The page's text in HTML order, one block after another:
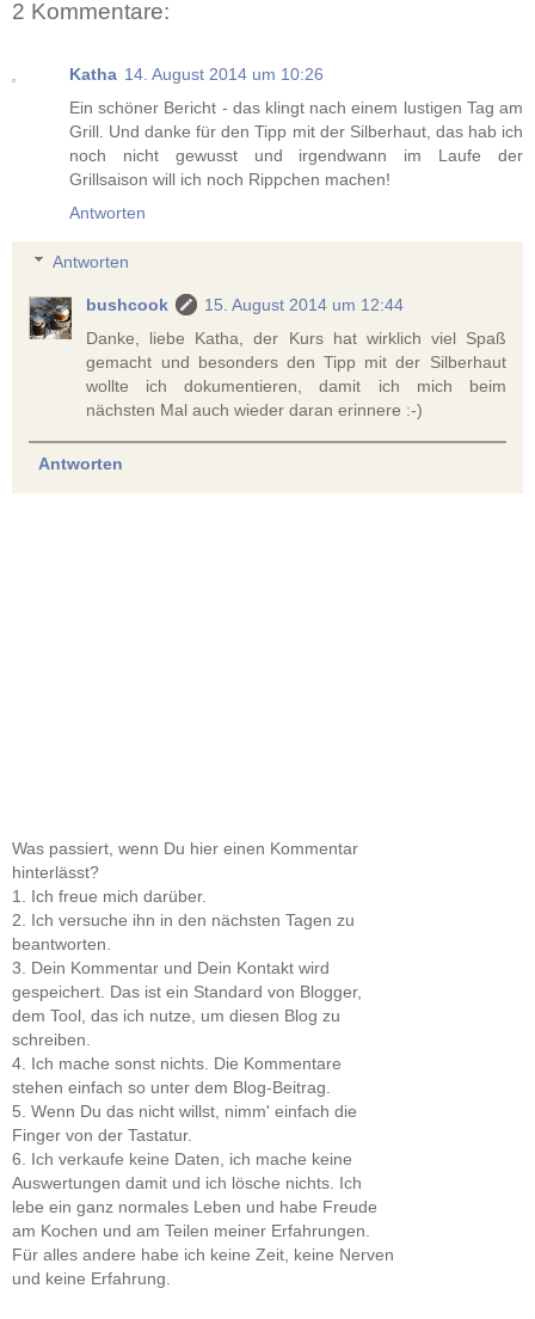
2 Kommentare:
Katha 14. August 2014 um 10:26
Ein schöner Bericht - das klingt nach einem lustigen Tag am
Grill. Und danke für den Tipp mit der Silberhaut, das hab ich
noch nicht gewusst und irgendwann im Laufe der
Grillsaison will ich noch Rippchen machen!
Antworten
Antworten
bushcook
15. August 2014 um 12:44
Danke, liebe Katha, der Kurs hat wirklich viel Spaß
gemacht und besonders den Tipp mit der Silberhaut
wollte ich dokumentieren, damit ich mich beim
nächsten Mal auch wieder daran erinnere :-)
Antworten
Was passiert, wenn Du hier einen Kommentar
hinterlässt?
1. Ich freue mich darüber.
2. Ich versuche ihn in den nächsten Tagen zu
beantworten.
3. Dein Kommentar und Dein Kontakt wird
gespeichert. Das ist ein Standard von Blogger,
dem Tool, das ich nutze, um diesen Blog zu
schreiben.
4. Ich mache sonst nichts. Die Kommentare
stehen einfach so unter dem Blog-Beitrag.
5. Wenn Du das nicht willst, nimm' einfach die
Finger von der Tastatur.
6. Ich verkaufe keine Daten, ich mache keine
Auswertungen damit und ich lösche nichts. Ich
lebe ein ganz normales Leben und habe Freude
am Kochen und am Teilen meiner Erfahrungen.
Für alles andere habe ich keine Zeit, keine Nerven
und keine Erfahrung.